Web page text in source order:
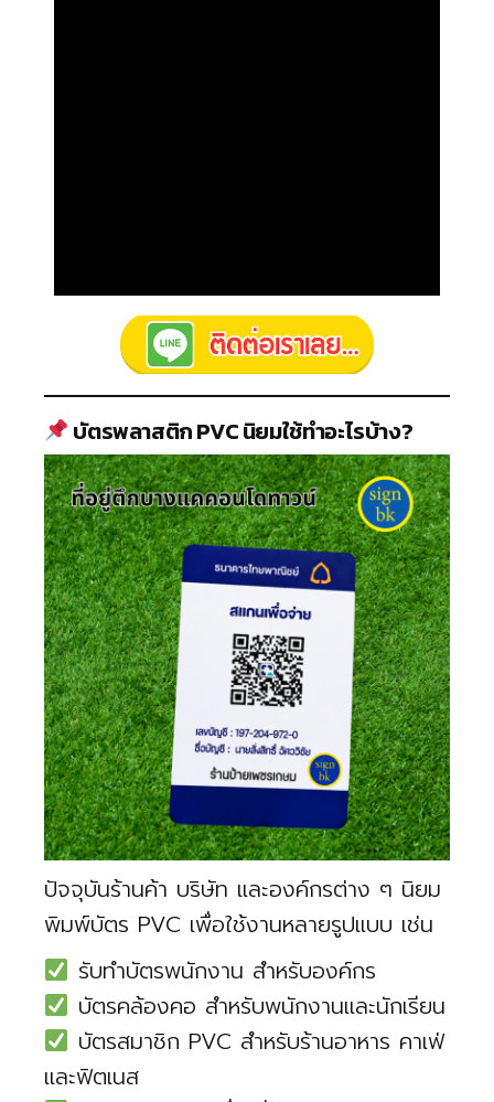
บัตรพลาสติก PVC นิยมใช้ทำอะไรบ้าง?
ปัจจุบันร้านค้า บริษัท และองค์กรต่าง ๆ นิยม
พิมพ์บัตร PVC เพื่อใช้งานหลายรูปแบบ เช่น
รับทำบัตรพนักงาน สำหรับองค์กร
บัตรคล้องคอ สำหรับพนักงานและนักเรียน
บัตรสมาชิก PVC สำหรับร้านอาหาร คาเฟ่
และฟิตเนส